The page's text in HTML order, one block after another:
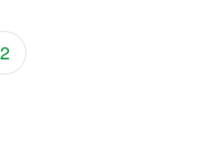
2